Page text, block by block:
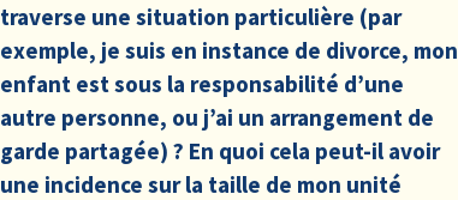
traverse une situation particulière (par
exemple, je suis en instance de divorce, mon
enfant est sous la responsabilité d’une
autre personne, ou j’ai un arrangement de
garde partagée) ? En quoi cela peut-il avoir
une incidence sur la taille de mon unité